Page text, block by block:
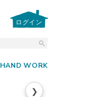
ログイン
HAND WORK
❯